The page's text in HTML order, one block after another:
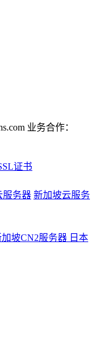
业务合作：
证书
服务器 新加坡云服务
加坡CN2服务器 日本